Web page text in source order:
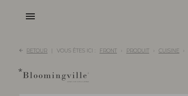
menu
RETOUR VOUS ÊTES ICI : FRONT PRODUIT CUISINE